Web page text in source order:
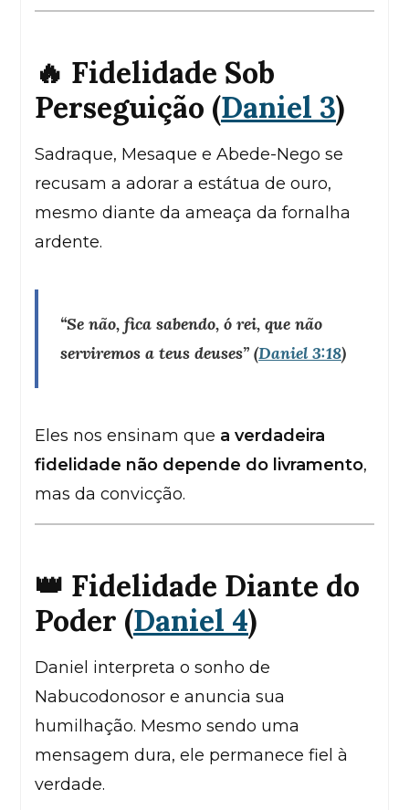
🔥 Fidelidade Sob
Perseguição (Daniel 3)
Sadraque, Mesaque e Abede-Nego se
recusam a adorar a estátua de ouro,
mesmo diante da ameaça da fornalha
ardente.
“Se não, fica sabendo, ó rei, que não
serviremos a teus deuses” (Daniel 3:18)
Eles nos ensinam que a verdadeira
fidelidade não depende do livramento,
mas da convicção.
👑 Fidelidade Diante do
Poder (Daniel 4)
Daniel interpreta o sonho de
Nabucodonosor e anuncia sua
humilhação. Mesmo sendo uma
mensagem dura, ele permanece fiel à
verdade.